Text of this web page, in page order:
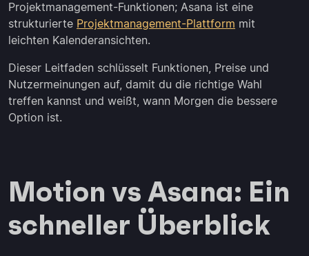
Projektmanagement-Funktionen; Asana ist eine
strukturierte Projektmanagement-Plattform mit
leichten Kalenderansichten.
Dieser Leitfaden schlüsselt Funktionen, Preise und
Nutzermeinungen auf, damit du die richtige Wahl
treffen kannst und weißt, wann Morgen die bessere
Option ist.
Motion vs Asana: Ein
schneller Überblick